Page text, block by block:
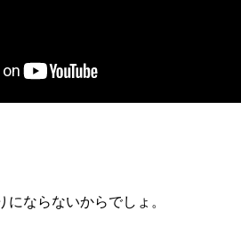
にならないからでしょ。